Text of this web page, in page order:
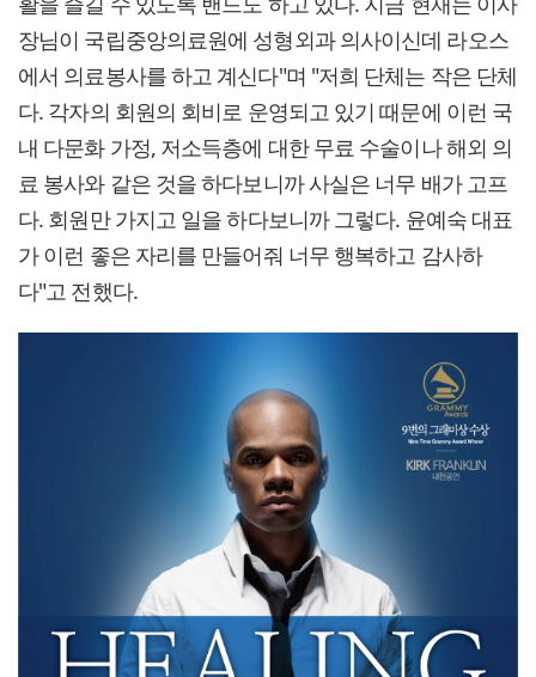
장님이 국립중앙의료원에 성형외과 의사이신데 라오스
에서 의료봉사를 하고 계신다"며 "저희 단체는 작은 단체
다. 각자의 회원의 회비로 운영되고 있기 때문에 이런 국
내 다문화 가정, 저소득층에 대한 무료 수술이나 해외 의
료 봉사와 같은 것을 하다보니까 사실은 너무 배가 고프
다. 회원만 가지고 일을 하다보니까 그렇다. 윤예숙 대표
가 이런 좋은 자리를 만들어줘 너무 행복하고 감사하
다"고 전했다.